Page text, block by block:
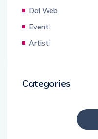
Dal Web
Eventi
Artisti
Categories